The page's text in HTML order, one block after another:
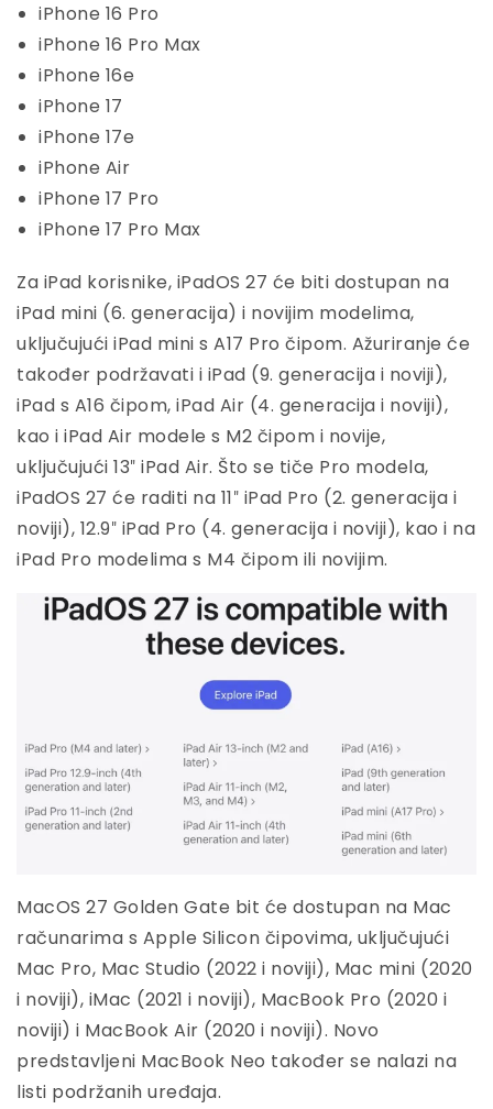
iPhone 16 Pro
iPhone 16 Pro Max
iPhone 16e
iPhone 17
iPhone 17e
iPhone Air
iPhone 17 Pro
iPhone 17 Pro Max
Za iPad korisnike, iPadOS 27 će biti dostupan na
iPad mini (6. generacija) i novijim modelima,
uključujući iPad mini s A17 Pro čipom. Ažuriranje će
također podržavati i iPad (9. generacija i noviji),
iPad s A16 čipom, iPad Air (4. generacija i noviji),
kao i iPad Air modele s M2 čipom i novije,
uključujući 13″ iPad Air. Što se tiče Pro modela,
iPadOS 27 će raditi na 11″ iPad Pro (2. generacija i
noviji), 12.9″ iPad Pro (4. generacija i noviji), kao i na
iPad Pro modelima s M4 čipom ili novijim.
MacOS 27 Golden Gate bit će dostupan na Mac
računarima s Apple Silicon čipovima, uključujući
Mac Pro, Mac Studio (2022 i noviji), Mac mini (2020
i noviji), iMac (2021 i noviji), MacBook Pro (2020 i
noviji) i MacBook Air (2020 i noviji). Novo
predstavljeni MacBook Neo također se nalazi na
listi podržanih uređaja.